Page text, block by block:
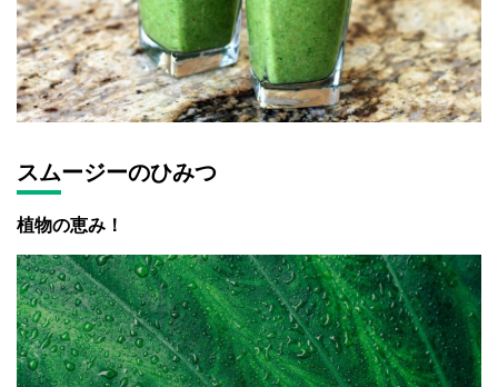
スムージーのひみつ
植物の恵み！